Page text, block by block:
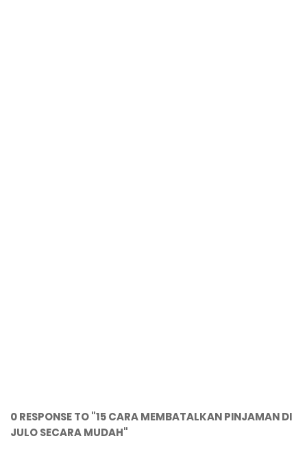
0 RESPONSE TO "15 CARA MEMBATALKAN PINJAMAN DI
JULO SECARA MUDAH"